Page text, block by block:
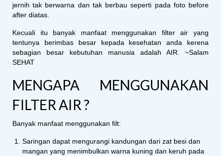
jernih tak berwarna dan tak berbau seperti pada foto before
after diatas.
Kecuali itu banyak manfaat menggunakan filter air yang
tentunya berimbas besar kepada kesehatan anda kerena
sebagian besar kebutuhan manusia adalah AIR. ~Salam
SEHAT
MENGAPA MENGGUNAKAN
FILTER AIR ?
Banyak manfaat menggunakan filt:
Saringan dapat mengurangi kandungan dari zat besi dan
mangan yang menimbulkan warna kuning dan keruh pada